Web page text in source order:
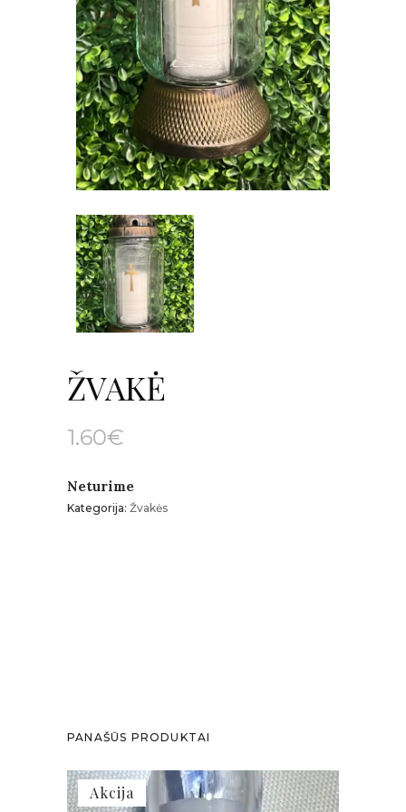
ŽVAKĖ
1.60€
Neturime
Kategorija: Žvakės
PANAŠŪS PRODUKTAI
Akcija